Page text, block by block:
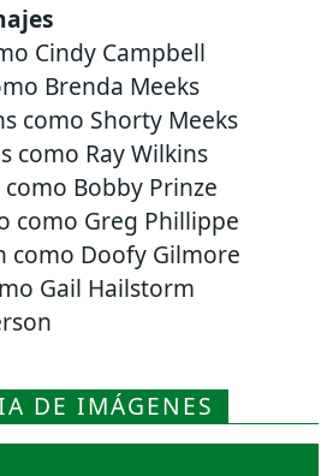
Cindy Campbell
Brenda Meeks
como Shorty Meeks
como Ray Wilkins
Bobby Prinze
como Greg Phillippe
como Doofy Gilmore
Gail Hailstorm
DE IMÁGENES